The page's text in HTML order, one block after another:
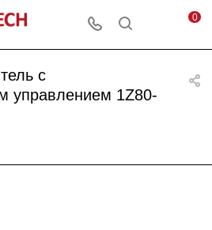
0
с
управлением 1Z80-